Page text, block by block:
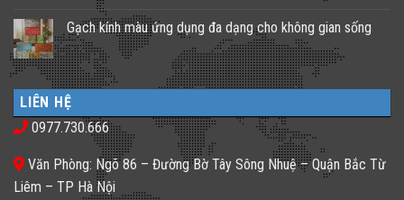
pháp
lấy
ánh
sáng
cho
nhà
phố
thiếu
sáng
tối
bình
luận
ở
𝐕𝐢̀
𝐒𝐚𝐨
𝐍𝐡𝐚̀
𝐇𝐚̀𝐧𝐠,
𝐊𝐡𝐚́𝐜𝐡
𝐒𝐚̣𝐧
𝐍𝐞̂𝐧
𝐂𝐡𝐨̣𝐧
𝐆𝐚̣𝐜𝐡
𝐊𝐢́𝐧𝐡
𝐓𝐫𝐨𝐧𝐠
Gạch kính màu ứng dụng đa dạng cho không gian sống
Không
có
bình
luận
ở
Gạch
kính
màu
đa
dạng
cho
LIÊN HỆ
0977.730.666
Văn Phòng: Ngõ 86 – Đường Bờ Tây Sông Nhuệ – Quận Bắc Từ
Liêm – TP Hà Nội